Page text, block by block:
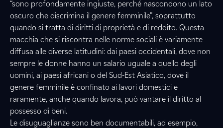
“sono profondamente ingiuste, perché nascondono un lato
oscuro che discrimina il genere femminile”, soprattutto
quando si tratta di diritti di proprietà e di reddito. Questa
macchia che si riscontra nelle norme sociali è variamente
diffusa alle diverse latitudini: dai paesi occidentali, dove non
sempre le donne hanno un salario uguale a quello degli
uomini, ai paesi africani o del Sud-Est Asiatico, dove il
genere femminile è confinato ai lavori domestici e
raramente, anche quando lavora, può vantare il diritto al
possesso di beni.
Le disuguaglianze sono ben documentabili, ad esempio,